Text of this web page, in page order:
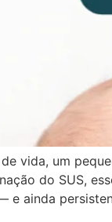
vida, um
do SUS,
e ainda